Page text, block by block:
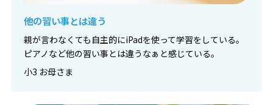
他の習い事とは違う
親が言わなくても自主的にiPadを使って学習をしている。
ピアノなど他の習い事とは違うなぁと感じている。
小3 お母さま